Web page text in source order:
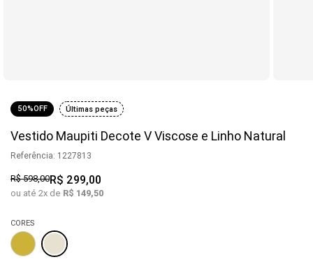
50%OFF Últimas peças
Vestido Maupiti Decote V Viscose e Linho Natural
Referência: 1227813
R$598,00R$ 299,00
ou até 2x de R$ 149,50
CORES